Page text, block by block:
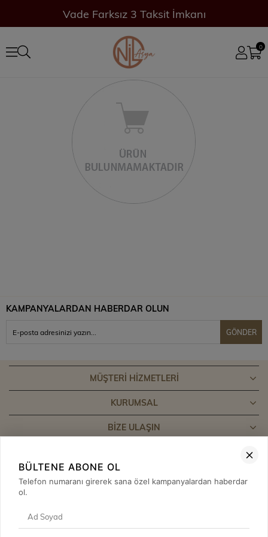
Vade Farksız 3 Taksit İmkanı
0
KAMPANYALARDAN HABERDAR OLUN
GÖNDER
MÜŞTERI HIZMETLERI
KURUMSAL
BIZE ULAŞIN
BÜLTENE ABONE OL
Telefon numaranı girerek sana özel kampanyalardan haberdar
ol.